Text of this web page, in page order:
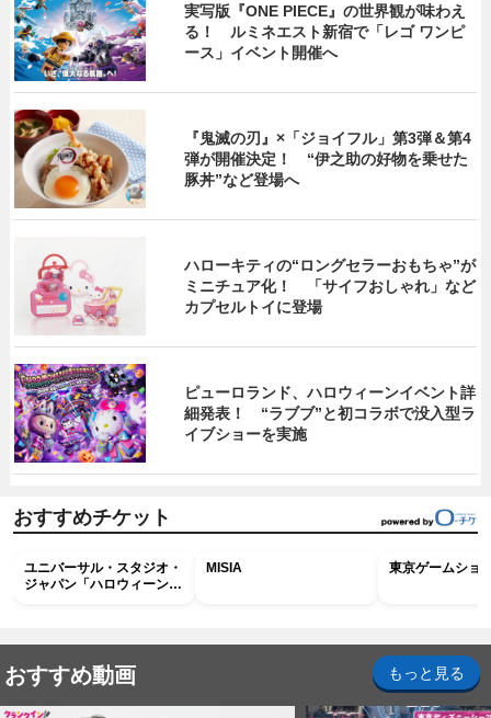
実写版『ONE PIECE』の世界観が味わえ
る！ ルミネエスト新宿で「レゴ ワンピ
ース」イベント開催へ
『鬼滅の刃』×「ジョイフル」第3弾＆第4
弾が開催決定！ “伊之助の好物を乗せた
豚丼”など登場へ
ハローキティの“ロングセラーおもちゃ”が
ミニチュア化！ 「サイフおしゃれ」など
カプセルトイに登場
ピューロランド、ハロウィーンイベント詳
細発表！ “ラブブ”と初コラボで没入型ラ
イブショーを実施
おすすめチケット
ユニバーサル・スタジオ・
ジャパン「ハロウィーン・
MISIA 東京ゲームショ
おすすめ動画 もっと見る